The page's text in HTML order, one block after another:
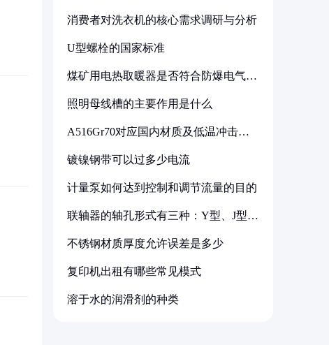
消费者对洗衣机的核心需求调研与分析
U型螺栓的国家标准
煤矿用电热取暖器是否符合防爆电气设
照明母线槽的主要作用是什么
A516Gr70对应国内材质及低温冲击要
镀镍钢带可以过多少电流
计量泵如何达到控制和调节流量的目的
联轴器的轴孔形式有三种：Y型、J型、
不锈钢材质厚度允许误差是多少
复印机出租有哪些常见模式
溶于水的润滑剂的种类